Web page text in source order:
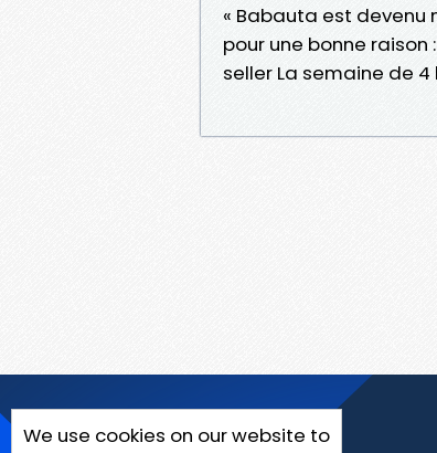
« Babauta est
pour une bonne
seller La semaine de 4
We use cookies on our website to